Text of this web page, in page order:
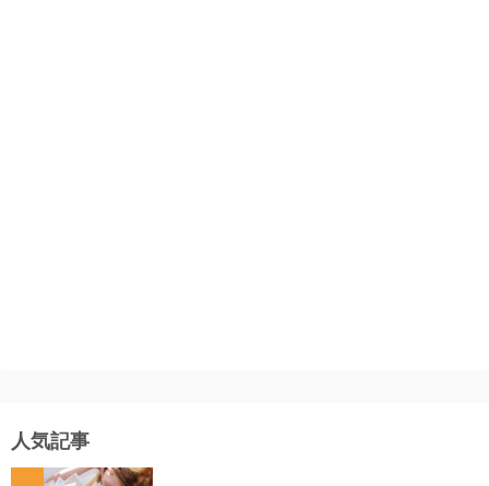
人気記事